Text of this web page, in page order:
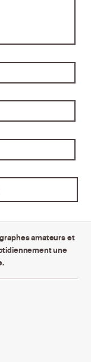
amateurs et
une